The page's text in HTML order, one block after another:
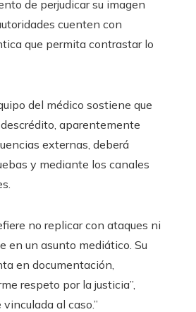
de perjudicar su imagen
cuenten con
que permita contrastar lo
del médico sostiene que
aparentemente
externas, deberá
y mediante los canales
no replicar con ataques ni
en un asunto mediático. Su
en documentación,
respeto por la justicia”,
al caso.”